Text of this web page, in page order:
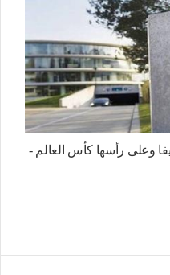
وعلى رأسها كأس العالم -